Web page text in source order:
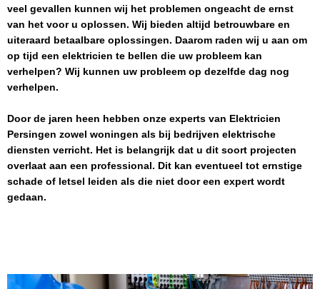
veel gevallen kunnen wij het problemen ongeacht de ernst
van het voor u oplossen. Wij bieden altijd betrouwbare en
uiteraard betaalbare oplossingen. Daarom raden wij u aan om
op tijd een elektricien te bellen die uw probleem kan
verhelpen? Wij kunnen uw probleem op dezelfde dag nog
verhelpen.
Door de jaren heen hebben onze experts van Elektricien
Persingen zowel woningen als bij bedrijven elektrische
diensten verricht. Het is belangrijk dat u dit soort projecten
overlaat aan een professional. Dit kan eventueel tot ernstige
schade of letsel leiden als die niet door een expert wordt
gedaan.